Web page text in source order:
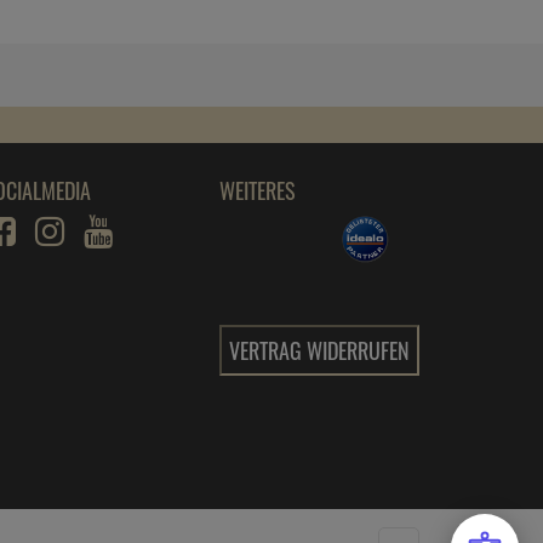
Nachfüller
Jura Milchsystem-Reiniger Mini-Tabs 90g
1 Kilogramm =139,89 €
Jura Milchsystem-Reiniger Mini-Tabs
WEITERES
VERTRAG WIDERRUFEN